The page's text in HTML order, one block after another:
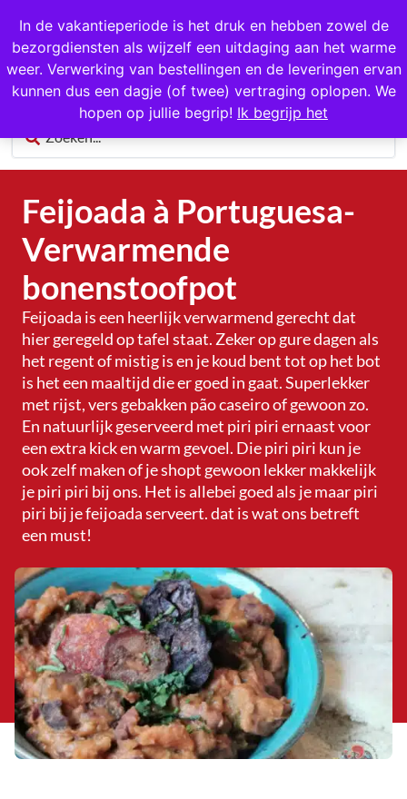
In de vakantieperiode is het druk en hebben zowel de
bezorgdiensten als wijzelf een uitdaging aan het warme
weer. Verwerking van bestellingen en de leveringen ervan
kunnen dus een dagje (of twee) vertraging oplopen. We
hopen op jullie begrip! Ik begrijp het
Eigen import uit Portugal
0
Feijoada à Portuguesa-
Verwarmende
bonenstoofpot
Feijoada is een heerlijk verwarmend gerecht dat
hier geregeld op tafel staat. Zeker op gure dagen als
het regent of mistig is en je koud bent tot op het bot
is het een maaltijd die er goed in gaat. Superlekker
met rijst, vers gebakken pão caseiro of gewoon zo.
En natuurlijk geserveerd met piri piri ernaast voor
een extra kick en warm gevoel. Die piri piri kun je
ook zelf maken of je shopt gewoon lekker makkelijk
je piri piri bij ons. Het is allebei goed als je maar piri
piri bij je feijoada serveert. dat is wat ons betreft
een must!